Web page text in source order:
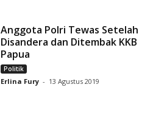
Anggota Polri Tewas Setelah
Disandera dan Ditembak KKB
Papua
Politik
Erlina Fury - 13 Agustus 2019